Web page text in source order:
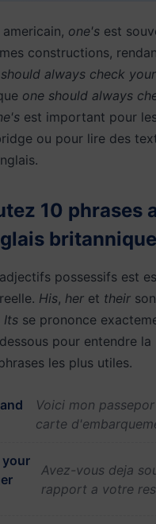
one's est
constructions,
should always check
one should always
est important pour
ou pour lire des
10 phrases
britannique
possessifs est
His, her et their
Its se prononce
pour entendre la
les plus utiles.
Voici mon
carte
your
Avez-vous deja
rapport a votre